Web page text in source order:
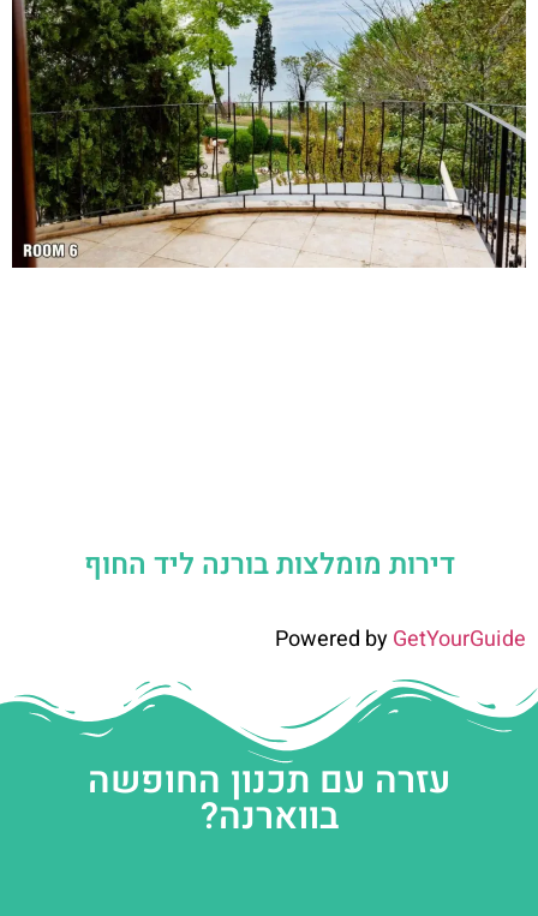
דירות מומלצות בורנה ליד החוף
Powered byGetYourGuide
עזרה עם תכנון החופשה
בווארנה?